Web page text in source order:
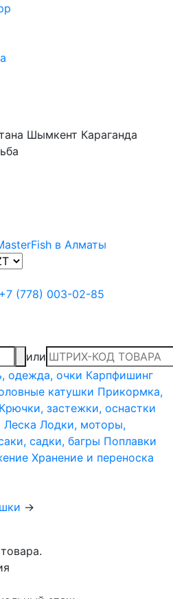
Шымкент Караганда
в Алматы
+7 (778) 003-02-85
или
одежда, очки Карпфишинг
катушки Прикормка,
Крючки, застежки, оснастки
Леска Лодки, моторы,
садки, багры Поплавки
Хранение и переноска
→